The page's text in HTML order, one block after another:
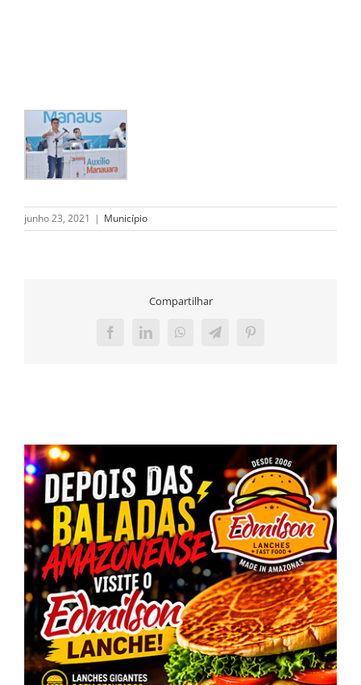
junho 23, 2021 | Município
Compartilhar
FacebookLinkedInWhatsAppTelegramPinterest